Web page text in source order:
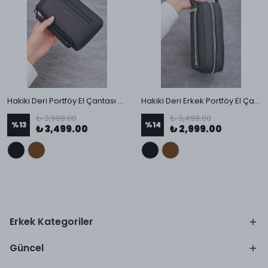
Hakiki Deri Portföy El Çantası - 4900
%13
₺ 3,999.00
₺ 3,499.00
Hakiki Deri Erkek Portföy El Çantası - 9045
%14
₺ 3,499.00
₺ 2,999.00
Erkek Kategoriler
Güncel